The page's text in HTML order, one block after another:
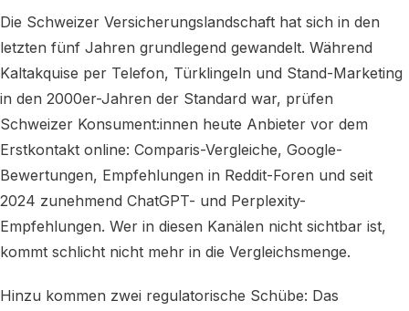
Die Schweizer Versicherungslandschaft hat sich in den
letzten fünf Jahren grundlegend gewandelt. Während
Kaltakquise per Telefon, Türklingeln und Stand-Marketing
in den 2000er-Jahren der Standard war, prüfen
Schweizer Konsument:innen heute Anbieter vor dem
Erstkontakt online: Comparis-Vergleiche, Google-
Bewertungen, Empfehlungen in Reddit-Foren und seit
2024 zunehmend ChatGPT- und Perplexity-
Empfehlungen. Wer in diesen Kanälen nicht sichtbar ist,
kommt schlicht nicht mehr in die Vergleichsmenge.
Hinzu kommen zwei regulatorische Schübe: Das